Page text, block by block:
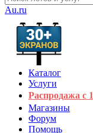
Au.ru
Каталог
Услуги
Распродажа с 1
Магазины
Форум
Помощь